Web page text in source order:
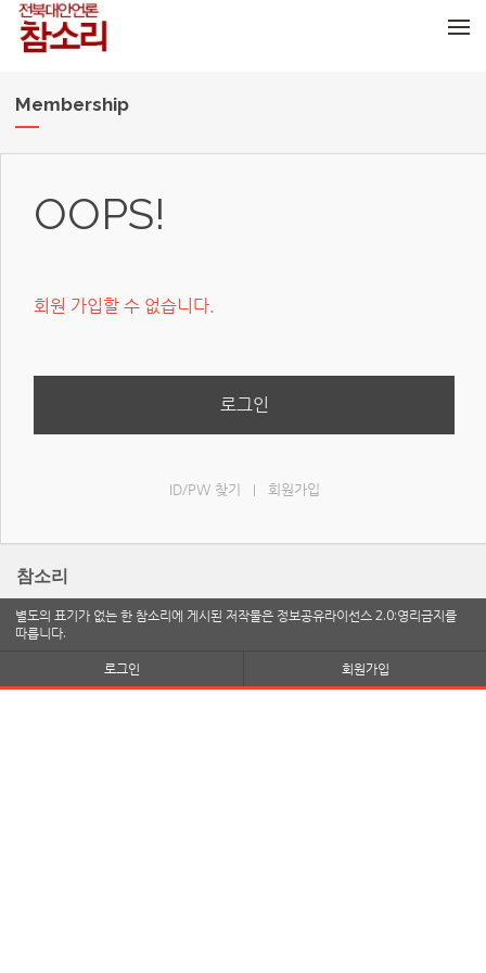
Membership
OOPS!
회원 가입할 수 없습니다.
로그인
ID/PW 찾기 회원가입
참소리
별도의 표기가 없는 한 참소리에 게시된 저작물은 정보공유라이선스 2.0:영리금지를
따릅니다.
로그인
회원가입